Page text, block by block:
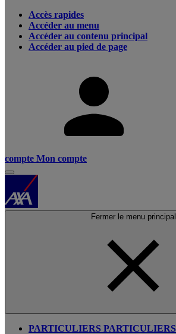
Accès rapides
Accéder au menu
Accéder au contenu principal
Accéder au pied de page
compte Mon compte
Fermer le menu principal
PARTICULIERS PARTICULIERS